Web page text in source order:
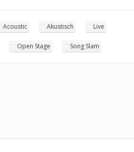
Acoustic Akustisch Live
Open Stage Song Slam